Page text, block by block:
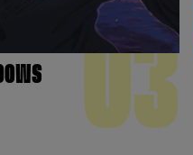
03